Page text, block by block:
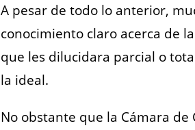
A pesar de todo lo anterior,
conocimiento claro acerca de
que les dilucidara parcial o
la ideal.
No obstante que la Cámara